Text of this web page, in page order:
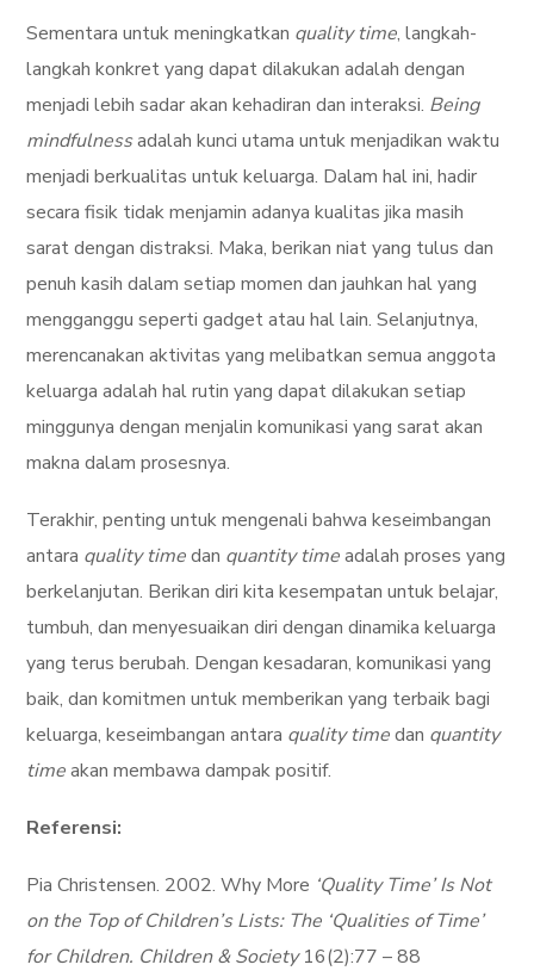
Sementara untuk meningkatkan quality time, langkah-
langkah konkret yang dapat dilakukan adalah dengan
menjadi lebih sadar akan kehadiran dan interaksi. Being
mindfulnessadalah kunci utama untuk menjadikan waktu
menjadi berkualitas untuk keluarga. Dalam hal ini, hadir
secara fisik tidak menjamin adanya kualitas jika masih
sarat dengan distraksi. Maka, berikan niat yang tulus dan
penuh kasih dalam setiap momen dan jauhkan hal yang
mengganggu seperti gadget atau hal lain. Selanjutnya,
merencanakan aktivitas yang melibatkan semua anggota
keluarga adalah hal rutin yang dapat dilakukan setiap
minggunya dengan menjalin komunikasi yang sarat akan
makna dalam prosesnya.
Terakhir, penting untuk mengenali bahwa keseimbangan
antara quality timedan quantity timeadalah proses yang
berkelanjutan. Berikan diri kita kesempatan untuk belajar,
tumbuh, dan menyesuaikan diri dengan dinamika keluarga
yang terus berubah. Dengan kesadaran, komunikasi yang
baik, dan komitmen untuk memberikan yang terbaik bagi
keluarga, keseimbangan antara quality timedan quantity
timeakan membawa dampak positif.
Referensi:
Pia Christensen. 2002. Why More ‘Quality Time’ Is Not
on the Top of Children’s Lists: The ‘Qualities of Time’
for Children. Children & Society16(2):77 – 88